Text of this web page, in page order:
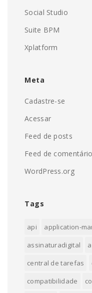
Social Studio
Suite BPM
Xplatform
Meta
Cadastre-se
Acessar
Feed de posts
Feed de
WordPress.org
Tags
api application-
assinaturadigital
central de tarefas
compatibilidade